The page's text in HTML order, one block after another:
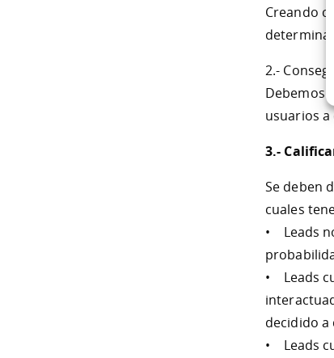
Creando
2.-
Debemos
usuarios
3.-
Se deben
cuales
• Leads
• Leads
decidido
• Leads